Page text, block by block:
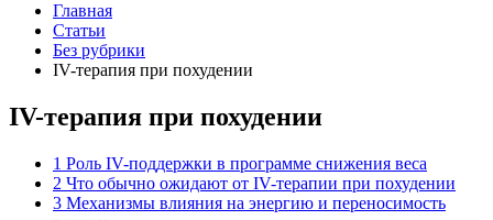
Главная
Статьи
Без рубрики
IV-терапия при похудении
IV-терапия при похудении
1 Роль IV-поддержки в программе снижения веса
2 Что обычно ожидают от IV-терапии при похудении
3 Механизмы влияния на энергию и переносимость